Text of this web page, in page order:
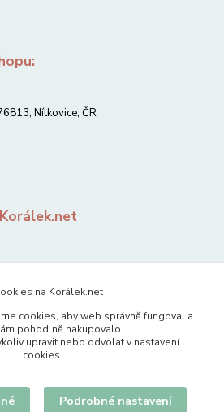
Nítkovice, ČR
na Korálek.net
cookies, aby web správně fungoval a
pohodlně nakupovalo.
upravit nebo odvolat v nastavení
cookies.
Podrobné nastavení